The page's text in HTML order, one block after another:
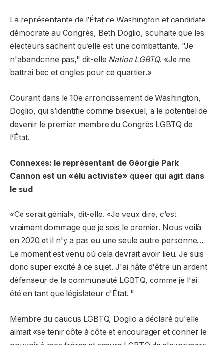
La représentante de l’État de Washington et candidate
démocrate au Congrès, Beth Doglio, souhaite que les
électeurs sachent qu’elle est une combattante. "Je
n'abandonne pas," dit-elle Nation LGBTQ. «Je me
battrai bec et ongles pour ce quartier.»
Courant dans le 10e arrondissement de Washington,
Doglio, qui s’identifie comme bisexuel, a le potentiel de
devenir le premier membre du Congrès LGBTQ de
l’État.
Connexes: le représentant de Géorgie Park
Cannon est un «élu activiste» queer qui agit dans
le sud
«Ce serait génial», dit-elle. «Je veux dire, c’est
vraiment dommage que je sois le premier. Nous voilà
en 2020 et il n'y a pas eu une seule autre personne…
Le moment est venu où cela devrait avoir lieu. Je suis
donc super excité à ce sujet. J'ai hâte d'être un ardent
défenseur de la communauté LGBTQ, comme je l'ai
été en tant que législateur d'État. "
Membre du caucus LGBTQ, Doglio a déclaré qu'elle
aimait «se tenir côte à côte et encourager et donner le